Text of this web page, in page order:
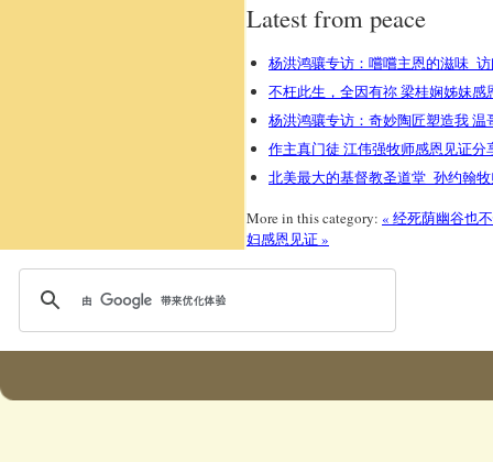
Latest from peace
杨洪鸿骧专访：嚐嚐主恩的滋味
不枉此生，全因有祢 梁桂娴姊妹感
杨洪鸿骧专访：奇妙陶匠塑造我
作主真门徒 江伟强牧师感恩见证分
北美最大的基督教圣道堂 孙约翰
More in this category: « 经死荫幽谷也
妇感恩见证 »